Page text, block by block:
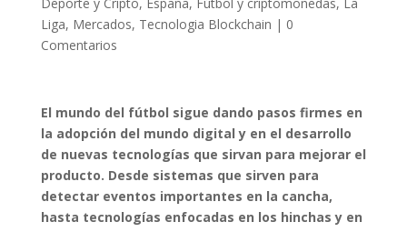
Liga, Mercados, Tecnologia Blockchain | 0
Comentarios
El mundo del fútbol sigue dando pasos firmes en
la adopción del mundo digital y en el desarrollo
de nuevas tecnologías que sirvan para mejorar el
producto. Desde sistemas que sirven para
detectar eventos importantes en la cancha,
hasta tecnologías enfocadas en los hinchas y en